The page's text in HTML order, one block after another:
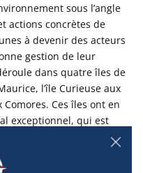
sous l’angle
actions concrètes de
à devenir des acteurs
gestion de leur
dans quatre îles de
l’île Curieuse aux
Comores. Ces îles ont en
exceptionnel, qui est
la pression humaine.